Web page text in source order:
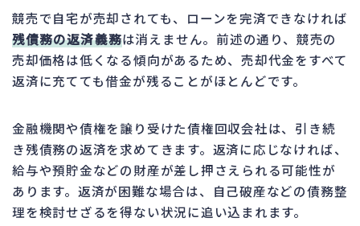
競売で自宅が売却されても、ローンを完済できなければ
残債務の返済義務は消えません。前述の通り、競売の
売却価格は低くなる傾向があるため、売却代金をすべて
返済に充てても借金が残ることがほとんどです。
金融機関や債権を譲り受けた債権回収会社は、引き続
き残債務の返済を求めてきます。返済に応じなければ、
給与や預貯金などの財産が差し押さえられる可能性が
あります。返済が困難な場合は、自己破産などの債務整
理を検討せざるを得ない状況に追い込まれます。